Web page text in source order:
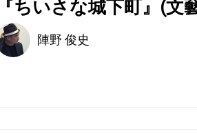
『ちいさな城下町』(文
陣野 俊史